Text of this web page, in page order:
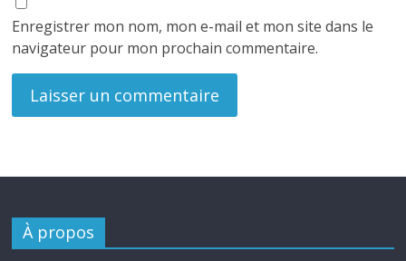
Enregistrer mon nom, mon e-mail et mon site dans le
navigateur pour mon prochain commentaire.
À propos